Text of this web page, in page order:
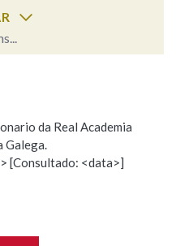
DAS PALABRAS
da Real Academia
Galega.
[Consultado: <data>]